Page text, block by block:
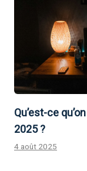
Qu’est-ce
2025 ?
4 août 2025